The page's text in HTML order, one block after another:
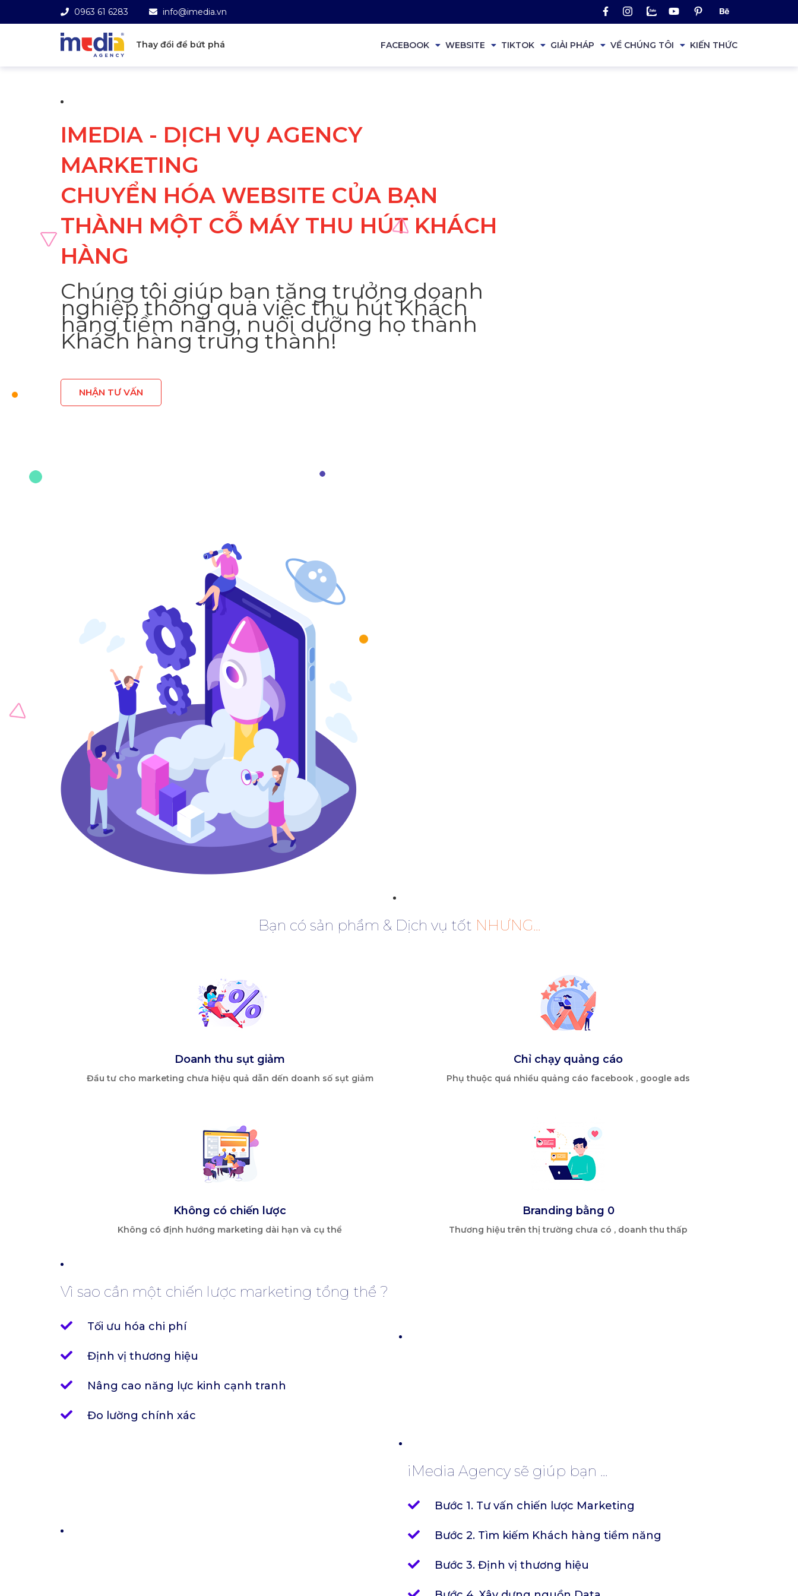
0963 61 6283 info@imedia.vn
Thay đổi để bứt phá FACEBOOK WEBSITE TIKTOK GIẢI PHÁP VỀ CHÚNG TÔI KIẾN THỨC
IMEDIA - DỊCH VỤ AGENCY
MARKETING
CHUYỂN HÓA WEBSITE CỦA BẠN
THÀNH MỘT CỖ MÁY THU HÚT KHÁCH
HÀNG
Chúng tôi giúp bạn tăng trưởng doanh
nghiệp thông qua việc thu hút Khách
hàng tiềm năng, nuôi dưỡng họ thành
Khách hàng trung thành!
NHẬN TƯ VẤN
Bạn có sản phẩm & Dịch vụ tốt NHƯNG...
Doanh thu sụt giảm
Đầu tư cho marketing chưa hiệu quả dẫn dến doanh số sụt giảm
Chỉ chạy quảng cáo
Phụ thuộc quá nhiều quảng cáo facebook , google ads
Không có chiến lược
Không có định hướng marketing dài hạn và cụ thể
Branding bằng 0
Thương hiệu trên thị trường chưa có , doanh thu thấp
Vì sao cần một chiến lược marketing tổng thể ?
Tối ưu hóa chi phí
Định vị thương hiệu
Nâng cao năng lực kinh cạnh tranh
Đo lường chính xác
iMedia Agency sẽ giúp bạn ...
Bước 1. Tư vấn chiến lược Marketing
Bước 2. Tìm kiếm Khách hàng tiềm năng
Bước 3. Định vị thương hiệu